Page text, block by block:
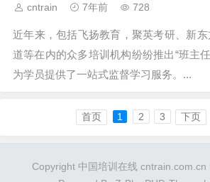
cntrain 7年前 728
近年来，包括飞扬教育，聚英考研、新
道等在内的众多培训机构纷纷推出“班主任
为学员提供了一站式监督学习服务。...
首页 1 2 3 下页
Copyright 中国培训在线 cntrain.com.cn